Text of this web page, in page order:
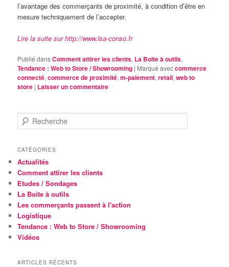
l’avantage des commerçants de proximité, à condition d’être en
mesure techniquement de l’accepter.
Lire la suite sur http://www.lsa-conso.fr
Publié dansComment attirer les clients, La Boite à outils,
Tendance : Web to Store / Showrooming | Marqué aveccommerce
connecté,commerce de proximité,m-paiement,retail,web to
store | Laisser un commentaire
e
h
r
c
h
e
CATÉGORIES
Actualités
Comment attirer les clients
Etudes / Sondages
La Boite à outils
Les commerçants passent à l'action
Logistique
Tendance : Web to Store / Showrooming
Vidéos
ARTICLES RÉCENTS